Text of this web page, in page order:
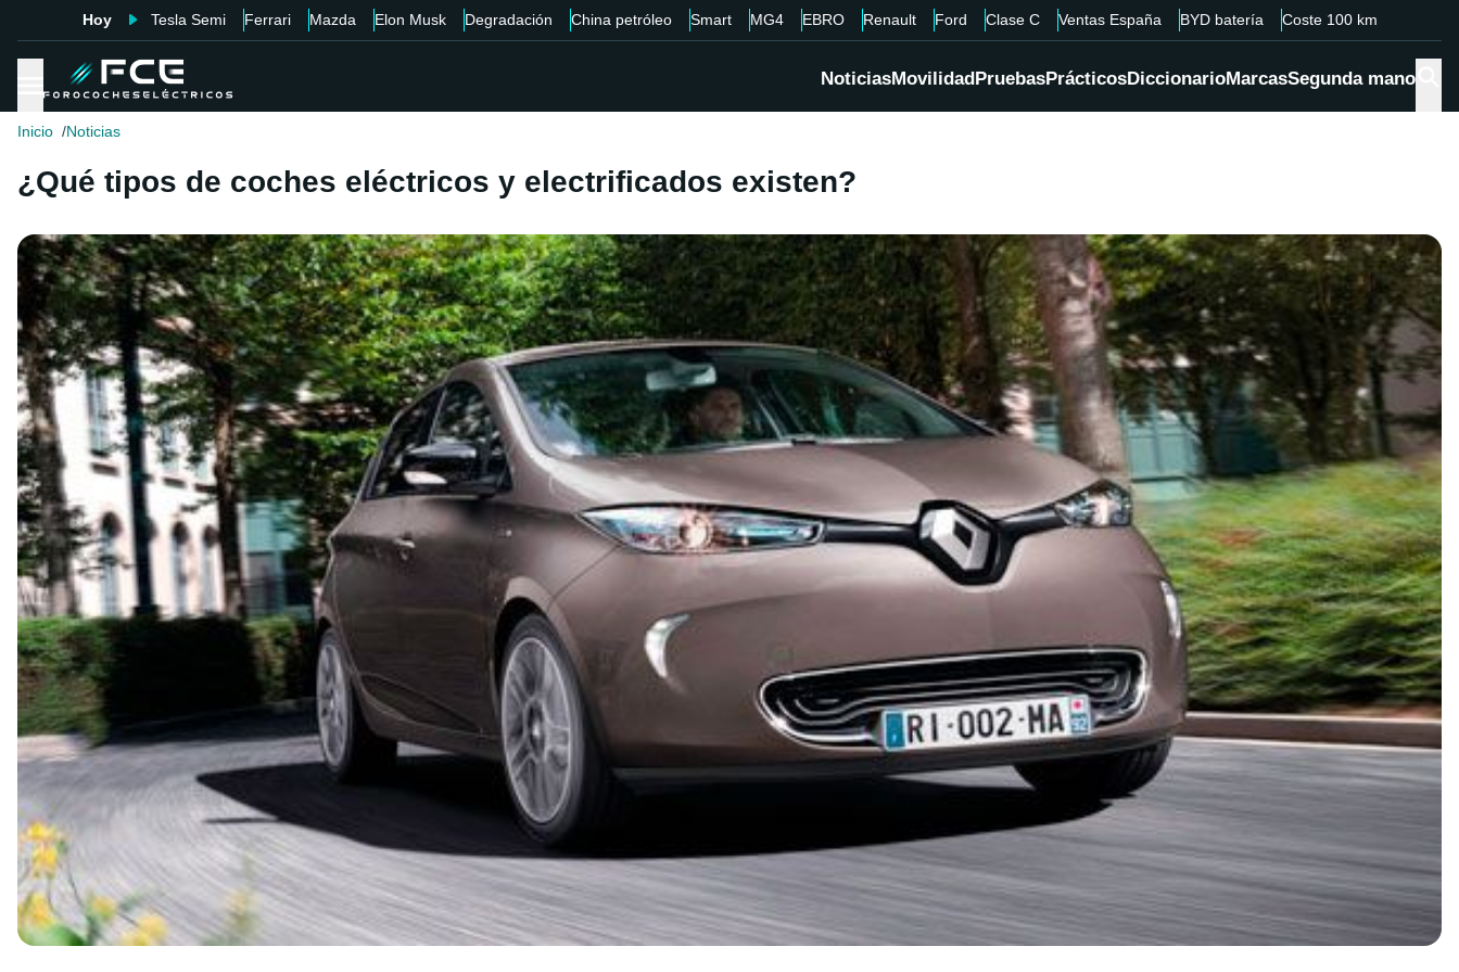
Hoy Tesla Semi Ferrari Mazda Elon Musk Degradación China petróleo Smart MG4 EBRO Renault Ford Clase C Ventas España BYD batería Coste 100 km
NoticiasMovilidadPruebasPrácticosDiccionarioMarcasSegunda mano
Inicio Noticias
¿Qué tipos de coches eléctricos y electrificados existen?